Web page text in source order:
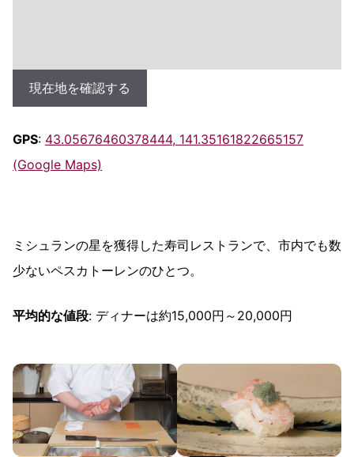
現在地を確認する
GPS: 43.05676460378444, 141.35161822665157
(Google Maps)
ミシュランの星を獲得した寿司レストランで、市内でも数
少ないペスカトーレンのひとつ。
平均的な値段: ディナーは約15,000円～20,000円